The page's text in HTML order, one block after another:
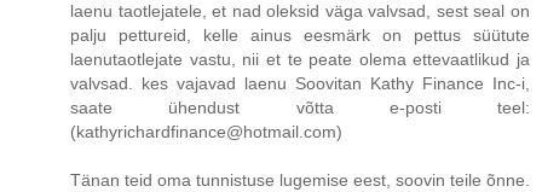
laenu taotlejatele, et nad oleksid väga valvsad, sest seal on
palju pettureid, kelle ainus eesmärk on pettus süütute
laenutaotlejate vastu, nii et te peate olema ettevaatlikud ja
valvsad. kes vajavad laenu Soovitan Kathy Finance Inc-i,
saate ühendust võtta e-posti teel:
(kathyrichardfinance@hotmail.com)
Tänan teid oma tunnistuse lugemise eest, soovin teile õnne.